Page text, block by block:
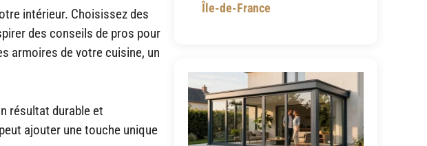
intérieur. Choisissez des
des conseils de pros pour
armoires de votre cuisine, un
résultat durable et
ajouter une touche unique
Île-de-France